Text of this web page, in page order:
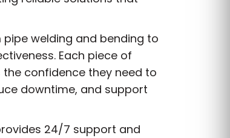
welding and bending to
Each piece of
confidence they need to
downtime, and support
24/7 support and